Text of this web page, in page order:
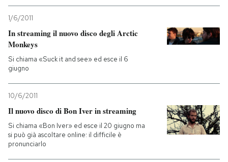
1/6/2011
In streaming il nuovo disco degli Arctic
Monkeys
Si chiama «Suck it and see» ed esce il 6
giugno
10/6/2011
Il nuovo disco di Bon Iver in streaming
Si chiama «Bon Iver» ed esce il 20 giugno ma
si può già ascoltare online: il difficile è
pronunciarlo